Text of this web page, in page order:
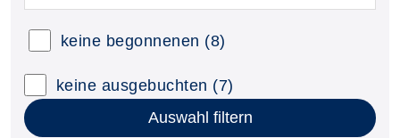
keine begonnenen (8)
keine ausgebuchten (7)
Auswahl filtern